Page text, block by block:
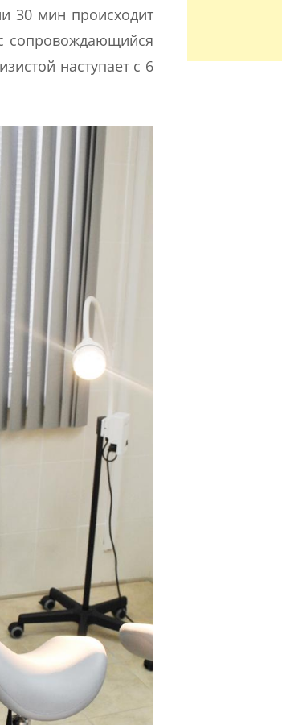
30 мин происходит
сопровождающийся
наступает с 6